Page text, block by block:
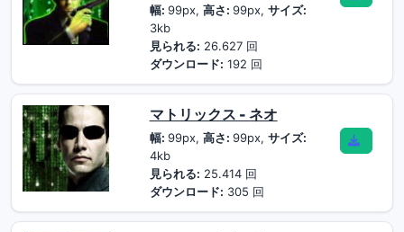
幅: 99px, 高さ: 99px, サイズ:
3kb
見られる: 26.627 回
ダウンロード: 192 回
マトリックス - ネオ
幅: 99px, 高さ: 99px, サイズ:
4kb
見られる: 25.414 回
ダウンロード: 305 回